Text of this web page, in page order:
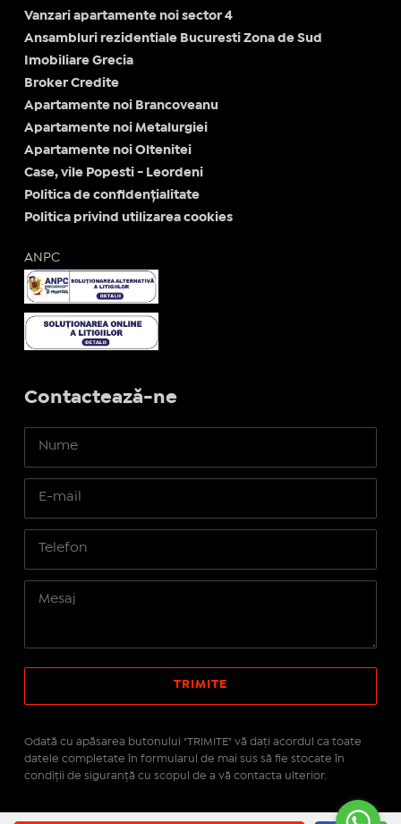
Vanzari apartamente noi sector 4
Ansambluri rezidentiale Bucuresti Zona de Sud
Imobiliare Grecia
Broker Credite
Apartamente noi Brancoveanu
Apartamente noi Metalurgiei
Apartamente noi Oltenitei
Case, vile Popesti - Leordeni
Politica de confidențialitate
Politica privind utilizarea cookies
ANPC
Contactează-ne
Odată cu apăsarea butonului "TRIMITE" vă daţi acordul ca toate
datele completate în formularul de mai sus să fie stocate în
condiţii de siguranţă cu scopul de a vă contacta ulterior.